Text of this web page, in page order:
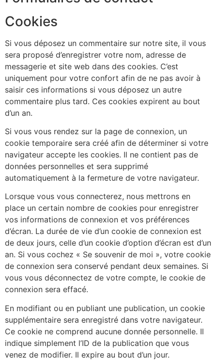
Cookies
Si vous déposez un commentaire sur notre site, il vous
sera proposé d’enregistrer votre nom, adresse de
messagerie et site web dans des cookies. C’est
uniquement pour votre confort afin de ne pas avoir à
saisir ces informations si vous déposez un autre
commentaire plus tard. Ces cookies expirent au bout
d’un an.
Si vous vous rendez sur la page de connexion, un
cookie temporaire sera créé afin de déterminer si votre
navigateur accepte les cookies. Il ne contient pas de
données personnelles et sera supprimé
automatiquement à la fermeture de votre navigateur.
Lorsque vous vous connecterez, nous mettrons en
place un certain nombre de cookies pour enregistrer
vos informations de connexion et vos préférences
d’écran. La durée de vie d’un cookie de connexion est
de deux jours, celle d’un cookie d’option d’écran est d’un
an. Si vous cochez « Se souvenir de moi », votre cookie
de connexion sera conservé pendant deux semaines. Si
vous vous déconnectez de votre compte, le cookie de
connexion sera effacé.
En modifiant ou en publiant une publication, un cookie
supplémentaire sera enregistré dans votre navigateur.
Ce cookie ne comprend aucune donnée personnelle. Il
indique simplement l’ID de la publication que vous
venez de modifier. Il expire au bout d’un jour.